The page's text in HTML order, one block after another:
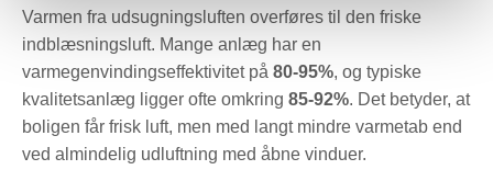
Varmen fra udsugningsluften overføres til den friske
indblæsningsluft. Mange anlæg har en
varmegenvindingseffektivitet på 80-95%, og typiske
kvalitetsanlæg ligger ofte omkring 85-92%. Det betyder, at
boligen får frisk luft, men med langt mindre varmetab end
ved almindelig udluftning med åbne vinduer.